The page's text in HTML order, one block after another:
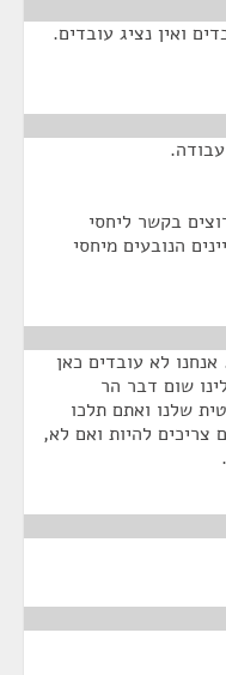
עובדים, יש מפעל עם 20 עובדים ואין נציג עובדים.
בקשר ליחסי
הנובעים מיחסי
אנחנו לא עובדים כאן
שום דבר הר
שלנו ואתם תלכו
צריכים להיות ואם לא,